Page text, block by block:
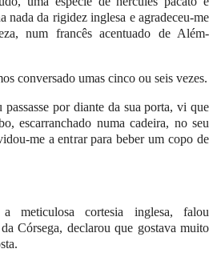
nada da rigidez inglesa e agradeceu-me
num francês acentuado de Além-
conversado umas cinco ou seis vezes.
por diante da sua porta, vi que
escarranchado numa cadeira, no seu
me a entrar para beber um copo de
meticulosa cortesia inglesa, falou
Córsega, declarou que gostava muito